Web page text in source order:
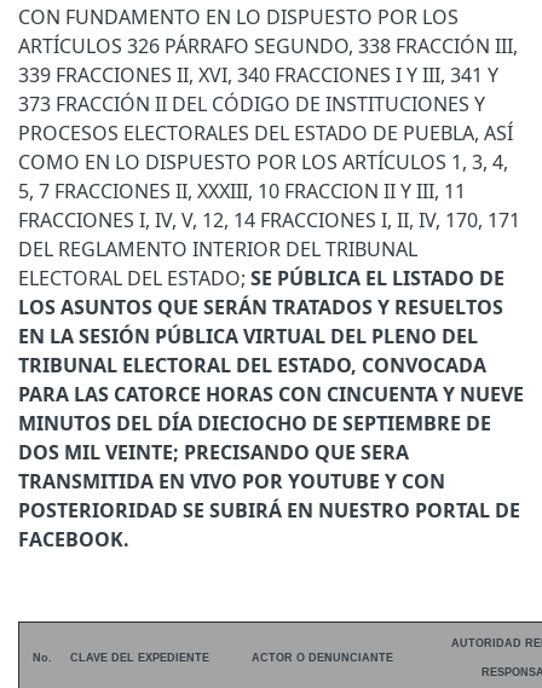
CON FUNDAMENTO EN LO DISPUESTO POR LOS
ARTÍCULOS 326 PÁRRAFO SEGUNDO, 338 FRACCIÓN III,
339 FRACCIONES II, XVI, 340 FRACCIONES I Y III, 341 Y
373 FRACCIÓN II DEL CÓDIGO DE INSTITUCIONES Y
PROCESOS ELECTORALES DEL ESTADO DE PUEBLA, ASÍ
COMO EN LO DISPUESTO POR LOS ARTÍCULOS 1, 3, 4,
5, 7 FRACCIONES II, XXXIII, 10 FRACCION II Y III, 11
FRACCIONES I, IV, V, 12, 14 FRACCIONES I, II, IV, 170, 171
DEL REGLAMENTO INTERIOR DEL TRIBUNAL
ELECTORAL DEL ESTADO; SE PÚBLICA EL LISTADO DE
LOS ASUNTOS QUE SERÁN TRATADOS Y RESUELTOS
EN LA SESIÓN PÚBLICA VIRTUAL DEL PLENO DEL
TRIBUNAL ELECTORAL DEL ESTADO, CONVOCADA
PARA LAS CATORCE HORAS CON CINCUENTA Y NUEVE
MINUTOS DEL DÍA DIECIOCHO DE SEPTIEMBRE DE
DOS MIL VEINTE; PRECISANDO QUE SERA
TRANSMITIDA EN VIVO POR YOUTUBE Y CON
POSTERIORIDAD SE SUBIRÁ EN NUESTRO PORTAL DE
FACEBOOK.
No. CLAVE DEL EXPEDIENTE ACTOR O DENUNCIANTE
AUTORIDAD